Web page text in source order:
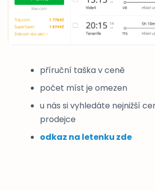
příruční taška v ceně
počet míst je omezen
u nás si vyhledáte nejnižší
prodejce
odkaz na letenku zde